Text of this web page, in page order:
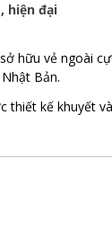
hiện đại
sở hữu vẻ ngoài
Bản.
thiết kế khuyết